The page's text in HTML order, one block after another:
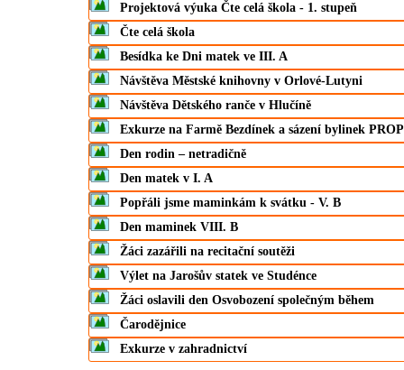
Projektová výuka Čte celá škola - 1. stupeň
Čte celá škola
Besídka ke Dni matek ve III. A
Návštěva Městské knihovny v Orlové-Lutyni
Návštěva Dětského ranče v Hlučíně
Exkurze na Farmě Bezdínek a sázení bylinek PROP
Den rodin – netradičně
Den matek v I. A
Popřáli jsme maminkám k svátku - V. B
Den maminek VIII. B
Žáci zazářili na recitační soutěži
Výlet na Jarošův statek ve Studénce
Žáci oslavili den Osvobození společným během
Čarodějnice
Exkurze v zahradnictví